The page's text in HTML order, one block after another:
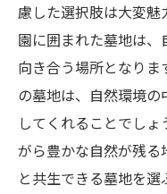
慮した選択肢は大変魅
園に囲まれた墓地は
向き合う場所となり
の墓地は、自然環境
してくれることでし
がら豊かな自然が残
と共生できる墓地を